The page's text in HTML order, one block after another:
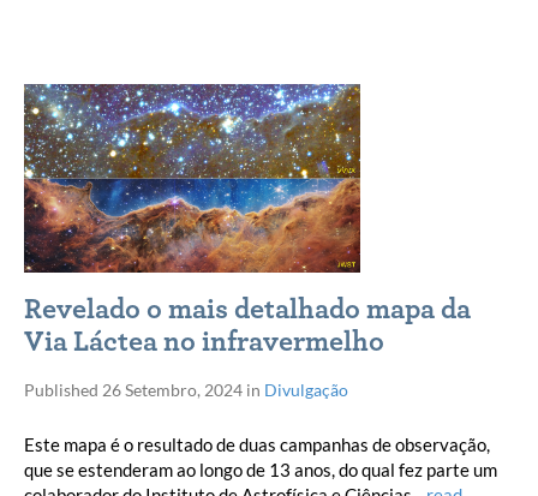
Revelado o mais detalhado mapa da
Via Láctea no infravermelho
Published 26 Setembro, 2024 in Divulgação
Este mapa é o resultado de duas campanhas de observação,
que se estenderam ao longo de 13 anos, do qual fez parte um